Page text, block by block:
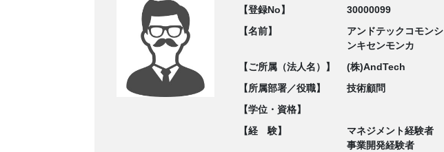
【登録No】
30000099
【名前】
アンドテックコモンシ
ンキセンモンカ
【ご所属（法人名）】
(株)AndTech
【所属部署／役職】
技術顧問
【学位・資格】
【経 験】
マネジメント経験者
事業開発経験者